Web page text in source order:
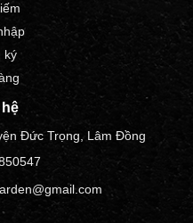
ký
hệ
Đức Trọng, Lâm Đồng